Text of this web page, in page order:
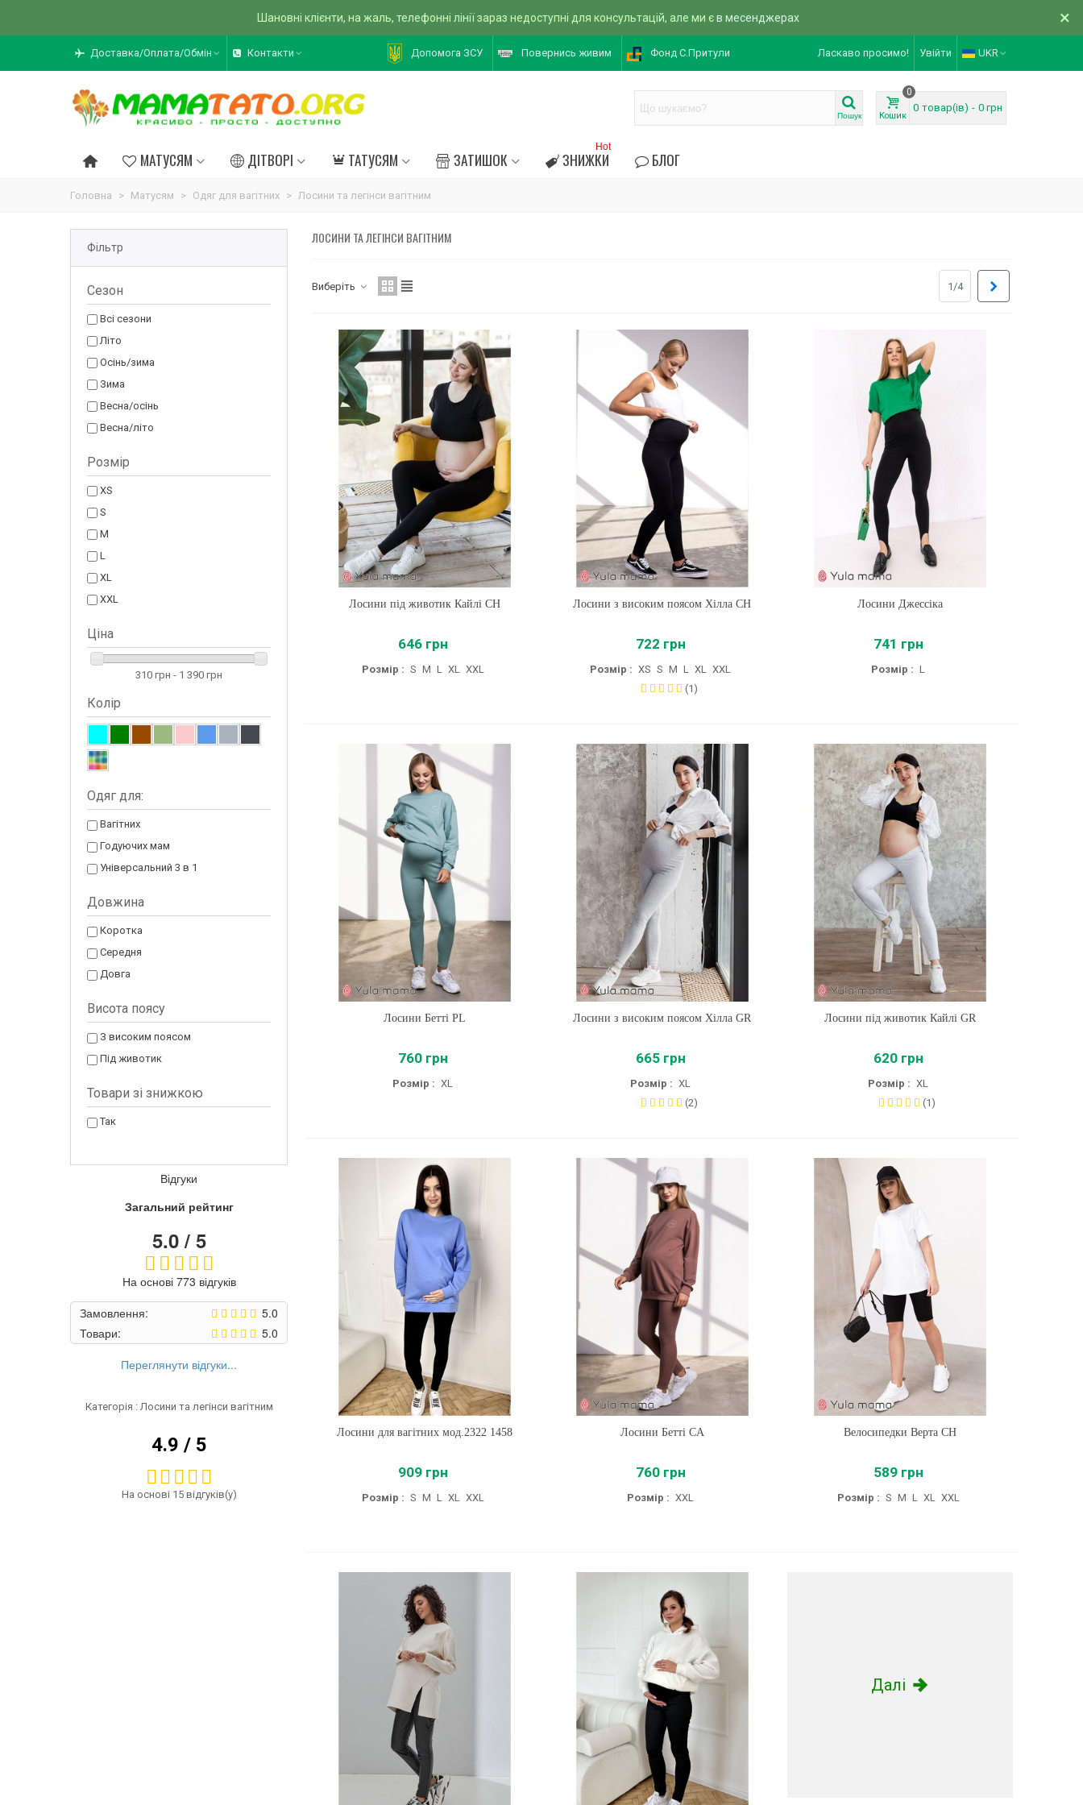
Шановні клієнти, на жаль, телефонні лінії зараз недоступні для консультацій, але ми єв месенджерах ×
Доставка/Оплата/Обмін Контакти Допомога ЗСУ Повернись живим Фонд С.Притули Ласкаво просимо! Увійти UKR
Пошук Кошик
0
0 товар(ів) - 0 грн
МАТУСЯМ ДІТВОРІ ТАТУСЯМ ЗАТИШОК ЗНИЖКИ
Hot
БЛОГ
Головна > Матусям > Одяг для вагітних > Лосини та легінси вагітним
Фільтр
Сезон
Всі сезони
Літо
Осінь/зима
Зима
Весна/осінь
Весна/літо
Розмір
XS
S
M
L
XL
XXL
Ціна
310 грн - 1 390 грн
Колір
Одяг для:
Вагітних
Годуючих мам
Універсальний 3 в 1
Довжина
Коротка
Середня
Довга
Висота поясу
З високим поясом
Під животик
Товари зi знижкою
Так
Відгуки
Загальний рейтинг
5.0 / 5
На основі 773 відгуків
Замовлення:
5.0
Товари:
5.0
Переглянути відгуки...
Категорія : Лосини та легінси вагітним
4.9 / 5
На основі 15 відгуків(у)
ЛОСИНИ ТА ЛЕГІНСИ ВАГІТНИМ
Виберіть 1/4
Купити
Лосини під животик Кайлі CH
646 грн
Розмір : S M L XL XXL
Купити
Лосини з високим поясом Хілла CH
722 грн
Розмір : XS S M L XL XXL
(1)
Купити
Лосини Джессіка
741 грн
Розмір : L
Купити
Лосини Бетті PL
760 грн
Розмір : XL
Купити
Лосини з високим поясом Хілла GR
665 грн
Розмір : XL
(2)
Купити
Лосини під животик Кайлі GR
620 грн
Розмір : XL
(1)
Купити
Лосини для вагітних мод.2322 1458
909 грн
Розмір : S M L XL XXL
Купити
Лосини Бетті CA
760 грн
Розмір : XXL
Купити
Велосипедки Верта CH
589 грн
Розмір : S M L XL XXL
Далі